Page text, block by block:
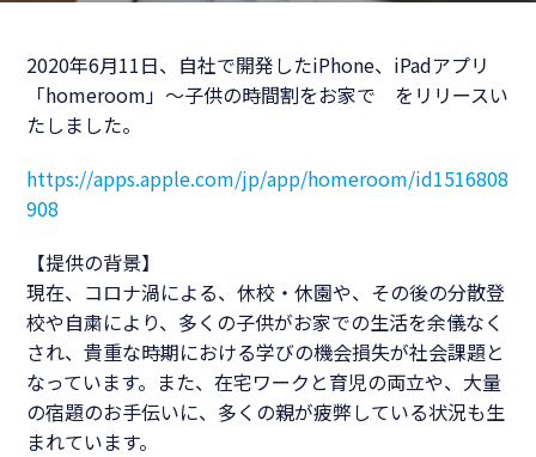
2020年6月11日、自社で開発したiPhone、iPadアプリ
「homeroom」～子供の時間割をお家で をリリースい
たしました。
https://apps.apple.com/jp/app/homeroom/id1516808
908
【提供の背景】
現在、コロナ渦による、休校・休園や、その後の分散登
校や自粛により、多くの子供がお家での生活を余儀なく
され、貴重な時期における学びの機会損失が社会課題と
なっています。また、在宅ワークと育児の両立や、大量
の宿題のお手伝いに、多くの親が疲弊している状況も生
まれています。